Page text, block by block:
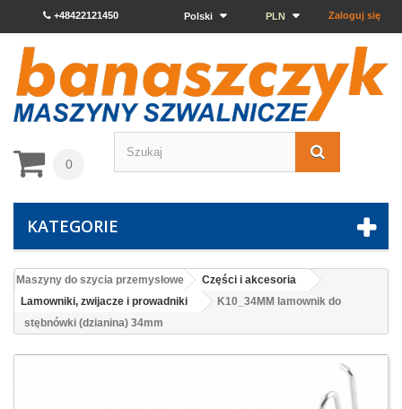
Zaloguj się
PLN
Polski
+48422121450
0
KATEGORIE
Maszyny do szycia przemysłowe
Części i akcesoria
Lamowniki, zwijacze i prowadniki
K10_34MM lamownik do
stębnówki (dzianina) 34mm